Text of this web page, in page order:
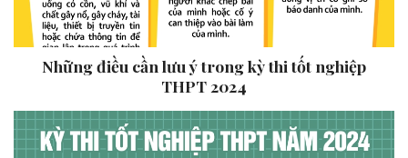
Những điều cần lưu ý trong kỳ thi tốt nghiệp
THPT 2024